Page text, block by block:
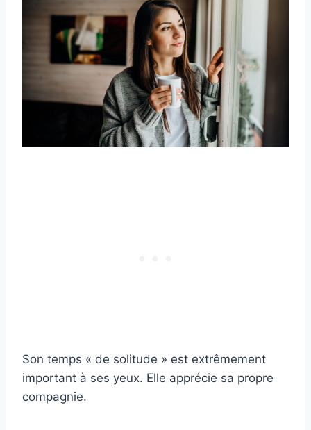
Son temps « de solitude » est extrêmement
important à ses yeux. Elle apprécie sa propre
compagnie.